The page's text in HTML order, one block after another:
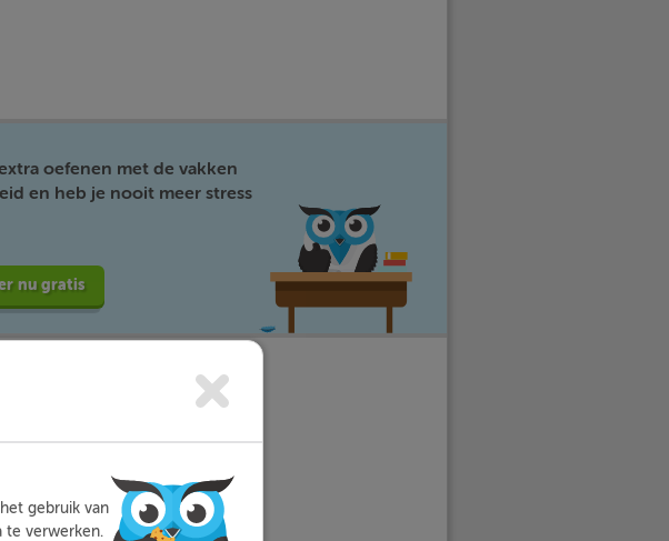
oefenen met de vakken
en heb je nooit meer stress
nu gratis
gebruik van
te verwerken.